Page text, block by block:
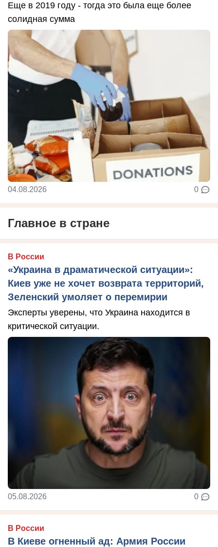
Еще в 2019 году - тогда это была еще более
солидная сумма
04.08.2026 0
Главное в стране
В России
«Украина в драматической ситуации»:
Киев уже не хочет возврата территорий,
Зеленский умоляет о перемирии
Эксперты уверены, что Украина находится в
критической ситуации.
05.08.2026 0
В России
В Киеве огненный ад: Армия России